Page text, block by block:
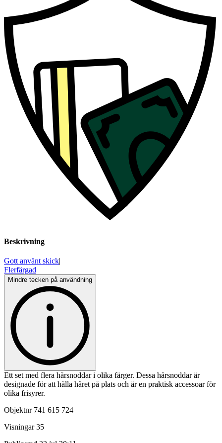
Beskrivning
Gott använt skick|
Flerfärgad
Mindre tecken på användning
Ett set med flera hårsnoddar i olika färger. Dessa hårsnoddar är
designade för att hålla håret på plats och är en praktisk accessoar för
olika frisyrer.
Objektnr 741 615 724
Visningar 35